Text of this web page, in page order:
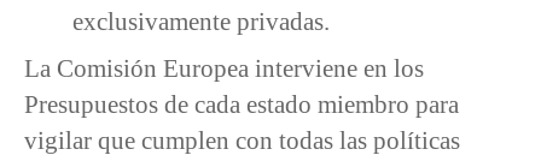
exclusivamente privadas.
La Comisión Europea interviene en los
Presupuestos de cada estado miembro para
vigilar que cumplen con todas las políticas